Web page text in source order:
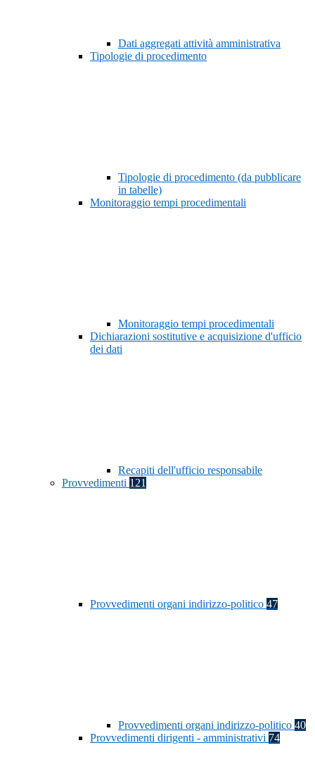
Dati aggregati attività amministrativa
Tipologie di procedimento
Tipologie di procedimento (da pubblicare
in tabelle)
Monitoraggio tempi procedimentali
Monitoraggio tempi procedimentali
Dichiarazioni sostitutive e acquisizione d'ufficio
dei dati
Recapiti dell'ufficio responsabile
Provvedimenti 121
Provvedimenti organi indirizzo-politico 47
Provvedimenti organi indirizzo-politico 40
Provvedimenti dirigenti - amministrativi 74